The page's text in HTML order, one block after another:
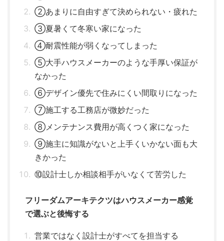
②あまりに自由すぎて決められない・疲れた
③夏暑くて冬寒い家になった
④耐震性能が弱くなってしまった
⑤大手ハウスメーカーのような手厚い保証が
なかった
⑥デザイン優先で住みにくい間取りになった
⑦施工する工務店が微妙だった
⑧メンテナンス費用が高くつく家になった
⑨施主に知識がないと上手くいかない面も大
きかった
⑩設計士しか相談相手がいなくて苦労した
フリーダムアーキテクツはハウスメーカー感覚
で選ぶと後悔する
営業ではなく設計士がすべてを担当する